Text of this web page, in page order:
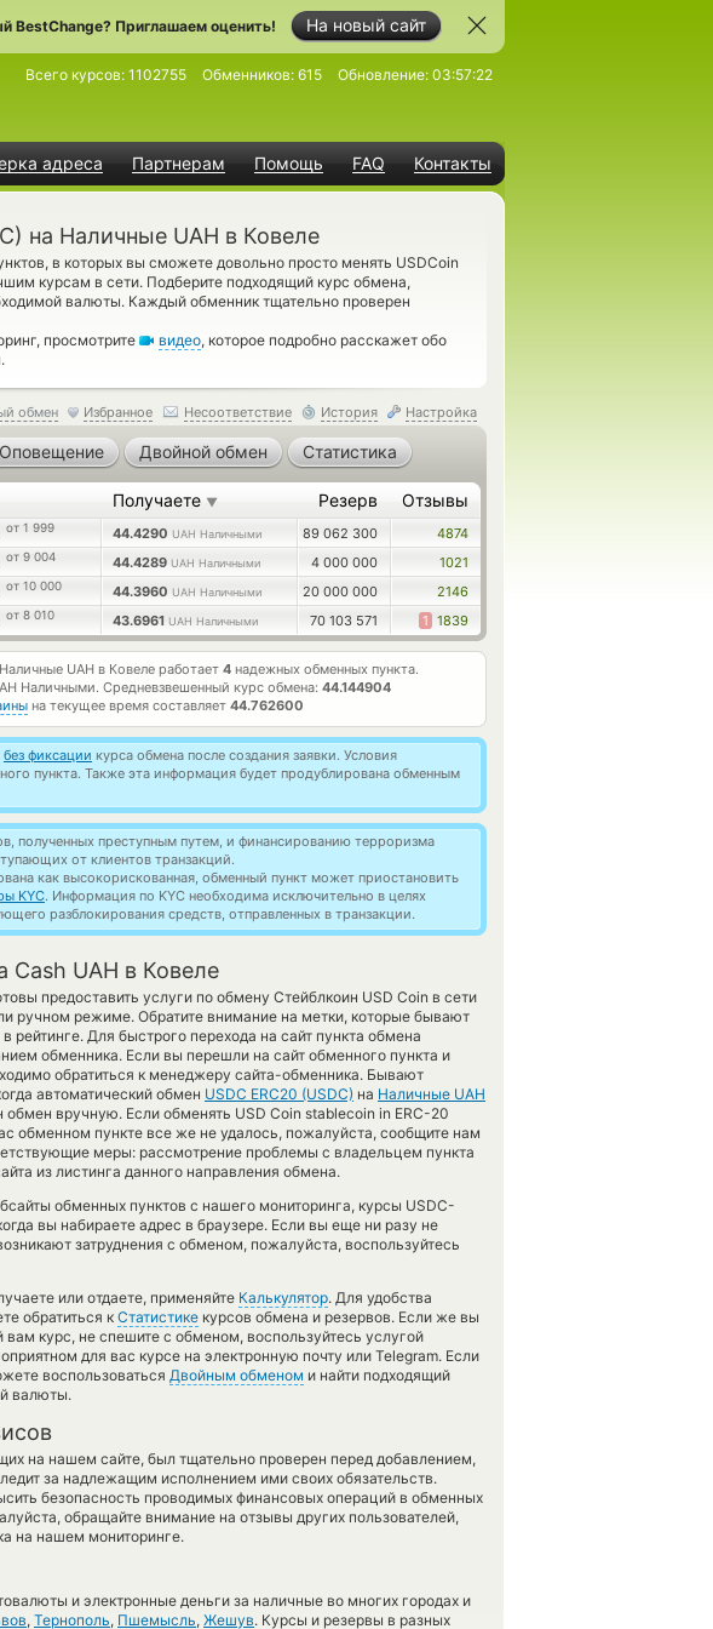
На новый сайт
BestChange? Приглашаем оценить!
адреса Партнерам Помощь FAQ Контакты
Всего курсов: 1102755 Обменников: 615 Обновление: 03:57:22
на Наличные UAH в Ковеле
в которых вы сможете довольно просто менять USDCoin
курсам в сети. Подберите подходящий курс обмена,
валюты. Каждый обменник тщательно проверен
просмотрите
видео, которое подробно расскажет обо
обмен Избранное Несоответствие История Настройка
Оповещение Двойной обмен Статистика
Получаете ▼ Резерв Отзывы
от 1 999 44.4290 UAH Наличными 89 062 300
4874
от 9 004 44.4289 UAH Наличными 4 000 000
1021
от 10 000 44.3960 UAH Наличными 20 000 000
2146
от 8 010 43.6961 UAH Наличными 70 103 571 1 1839
Наличные UAH в Ковеле работает 4 надежных обменных пункта.
Наличными. Средневзвешенный курс обмена: 44.144904
на текущее время составляет 44.762600
без фиксации курса обмена после создания заявки. Условия
пункта. Также эта информация будет продублирована обменным
полученных преступным путем, и финансированию терроризма
от клиентов транзакций.
как высокорискованная, обменный пункт может приостановить
KYC. Информация по KYC необходима исключительно в целях
разблокирования средств, отправленных в транзакции.
Cash UAH в Ковеле
предоставить услуги по обмену Стейблкоин USD Coin в сети
ручном режиме. Обратите внимание на метки, которые бывают
рейтинге. Для быстрого перехода на сайт пункта обмена
обменника. Если вы перешли на сайт обменного пункта и
обратиться к менеджеру сайта-обменника. Бывают
автоматический обмен USDC ERC20 (USDC) на Наличные UAH
вручную. Если обменять USD Coin stablecoin in ERC-20
обменном пункте все же не удалось, пожалуйста, сообщите нам
меры: рассмотрение проблемы с владельцем пункта
из листинга данного направления обмена.
обменных пунктов с нашего мониторинга, курсы USDC-
вы набираете адрес в браузере. Если вы еще ни разу не
затруднения с обменом, пожалуйста, воспользуйтесь
или отдаете, применяйте Калькулятор. Для удобства
обратиться к Статистике курсов обмена и резервов. Если же вы
курс, не спешите с обменом, воспользуйтесь услугой
для вас курсе на электронную почту или Telegram. Если
воспользоваться Двойным обменом и найти подходящий
валюты.
на нашем сайте, был тщательно проверен перед добавлением,
за надлежащим исполнением ими своих обязательств.
безопасность проводимых финансовых операций в обменных
обращайте внимание на отзывы других пользователей,
на нашем мониторинге.
и электронные деньги за наличные во многих городах и
, Тернополь, Пшемысль, Жешув. Курсы и резервы в разных